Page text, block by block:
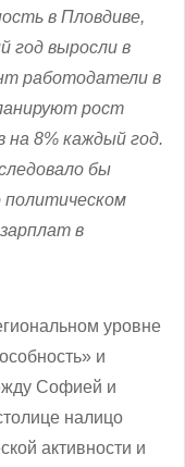
в Пловдиве,
год выросли в
работодатели в
рост
на 8% каждый год.
бы
политическом
в
уровне
и
Софией и
налицо
активности и